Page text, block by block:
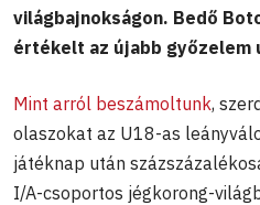
világbajnokságon. Bedő
értékelt az újabb győzelem
Mint arról beszámoltunk,
olaszokat az U18-as
játéknap után
I/A-csoportos jégkorong-